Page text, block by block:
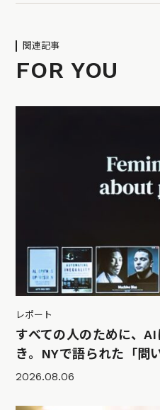
関連記事
FOR YOU
レポート
すべての人のために、
き。NYで語られた「問
2026.08.06